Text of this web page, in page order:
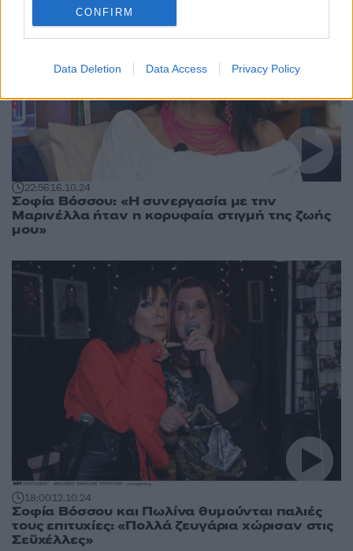
CONFIRM
Data Deletion Data Access Privacy Policy
22:5616.10.24
Σοφία Βόσσου: «Η συνεργασία με την
Μαρινέλλα ήταν η κορυφαία στιγμή της ζωής
μου»
18:0012.10.24
Σοφία Βόσσου και Πωλίνα θυμούνται παλιές
τους επιτυχίες: «Πολλά ζευγάρια χώρισαν στις
Σεϋχέλλες»